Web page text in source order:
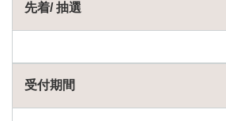
先着/ 抽選
受付期間